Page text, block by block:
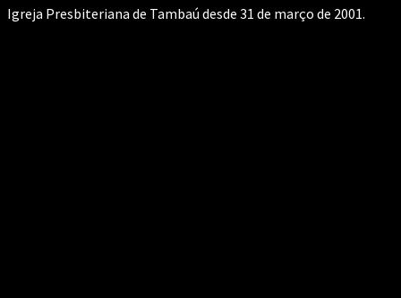
Igreja Presbiteriana de Tambaú desde 31 de março de 2001.